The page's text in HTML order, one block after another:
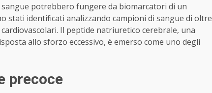
potrebbero fungere da biomarcatori di un
stati identificati analizzando campioni di sangue di oltre
Il peptide natriuretico cerebrale, una
allo sforzo eccessivo, è emerso come uno degli
precoce